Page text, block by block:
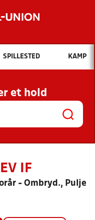
Hvad vil du søge efter?
OG NYHEDER
KLUBBER OG
SPILLESTED KAMP
et hold
IF
- Ombryd., Pulje